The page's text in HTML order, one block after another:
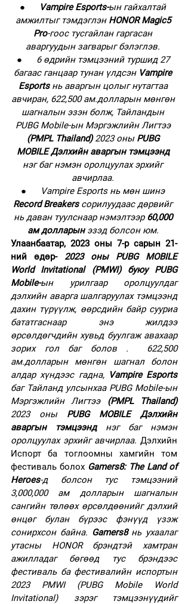
●
Vampire Esports-ын гайхалтай
амжилтыг тэмдэглэн HONOR Magic5
Pro-гоос тусгайлан гаргасан
аваргуудын загварыг бэлэглэв.
● 6 өдрийн тэмцээний туршид 27
багаас ганцаар тунан үлдсэн Vampire
Esports нь аваргын цолыг нутагтаа
авчиран, 622,500 ам.долларын мөнгөн
шагналын эзэн болж, Тайландын
PUBG Mobile-ын Мэргэжлийн Лигтээ
(PMPL Thailand) 2023 оны PUBG
MOBILE Дэлхийн аваргын тэмцээнд
нэг баг нэмэн оролцуулах эрхийг
авчирлаа.
●
Vampire Esports нь мөн шинэ
Record Breakers сорилуудаас дөрвийг
нь даван туулснаар нэмэлтээр 60,000
ам долларын эзэд болсон юм.
Улаанбаатар, 2023 оны 7-р сарын 21-
ний өдөр- 2023 оны PUBG MOBILE
World Invitational (PMWI) буюу PUBG
Mobile-ын урилгаар оролцуулдаг
дэлхийн аварга шалгаруулах тэмцээнд
дахин түрүүлж, өөрсдийн байр сууриа
бататгаснаар энэ жилдээ
өрсөлдөгчдийн хувьд буулгаж авахаар
зорих гол баг болов .  622,500
ам.долларын мөнгөн шагнал болон
алдар хүндээс гадна, Vampire Esports
баг Тайланд улсынхаа PUBG Mobile-ын
Мэргэжлийн Лигтээ (PMPL Thailand)
2023 оны PUBG MOBILE Дэлхийн
аваргын тэмцээнд нэг баг нэмэн
оролцуулах эрхийг авчирлаа. Дэлхийн
Испорт ба тоглоомны хамгийн том
фестиваль болох Gamers8: The Land of
Heroes-д болсон тус тэмцээний
3,000,000 ам долларын шагналын
сангийн төлөөх өрсөлдөөнийг дэлхий
өнцөг булан бүрээс фэнүүд үзэж
сонирхсон байна. Gamers8 нь ухаалаг
утасны HONOR брэндтэй хамтран
ажилладаг бөгөөд тус брэндээс
фестиваль ба фестивалийн испортын
2023 PMWI (PUBG Mobile World
Invitational) зэрэг тэмцээнүүдийг